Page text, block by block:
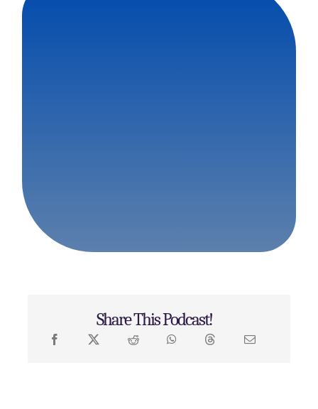
Share This Podcast!